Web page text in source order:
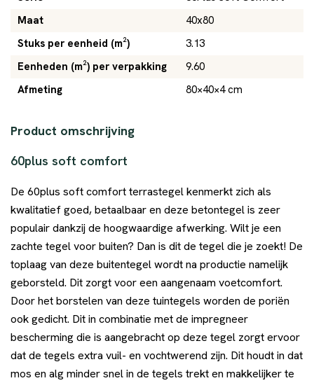
Maat
40x80
Stuks per eenheid (m²)
3.13
Eenheden (m²) per verpakking
9.60
Afmeting
80×40×4 cm
Product omschrijving
60plus soft comfort
De 60plus soft comfort terrastegel kenmerkt zich als
kwalitatief goed, betaalbaar en deze betontegel is zeer
populair dankzij de hoogwaardige afwerking. Wilt je een
zachte tegel voor buiten? Dan is dit de tegel die je zoekt! De
toplaag van deze buitentegel wordt na productie namelijk
geborsteld. Dit zorgt voor een aangenaam voetcomfort.
Door het borstelen van deze tuintegels worden de poriën
ook gedicht. Dit in combinatie met de impregneer
bescherming die is aangebracht op deze tegel zorgt ervoor
dat de tegels extra vuil- en vochtwerend zijn. Dit houdt in dat
mos en alg minder snel in de tegels trekt en makkelijker te